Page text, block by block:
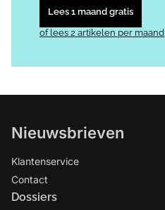
Lees 1 maand gratis
of lees 2 artikelen per maand
Nieuwsbrieven
Klantenservice
Contact
Dossiers